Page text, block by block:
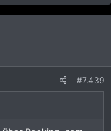
#7.439